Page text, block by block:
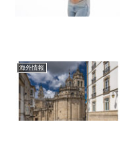
海外情報